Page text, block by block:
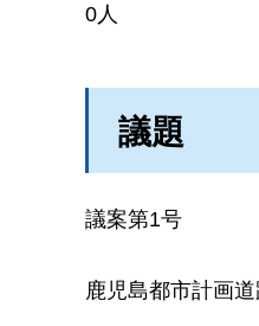
0人
議題
議案第1号
鹿児島都市計画